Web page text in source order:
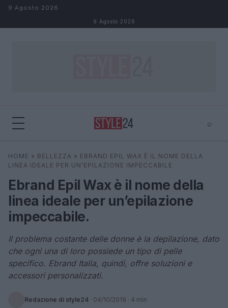
Salta al contenuto
9 Agosto 2026
9 Agosto 2026
⌕
Cerca ⌕
HOME » BELLEZZA » EBRAND EPIL WAX È IL NOME DELLA
LINEA IDEALE PER UN’EPILAZIONE IMPECCABILE
Ebrand Epil Wax è il nome della
linea ideale per un’epilazione
impeccabile.
Il problema costante delle donne è la depilazione, dato
che ogni una di loro possiede un tipo di pelle
specifico. Ebrand Italia, quindi, offre soluzioni e
accessori personalizzati.
Redazione di style24 · 04/10/2019 · 4 min